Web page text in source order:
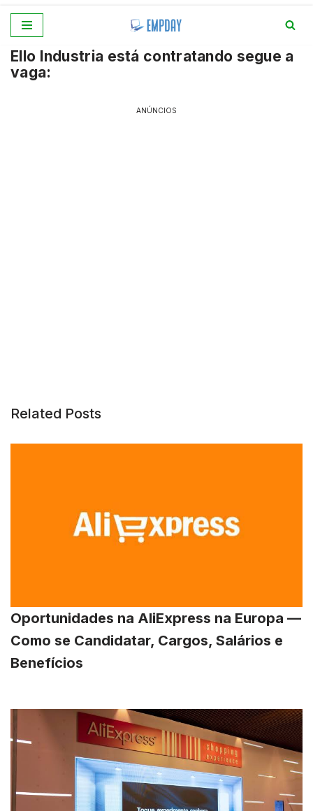
para
o
Ello Industria está contratando segue a
vaga:
ANÚNCIOS
Related Posts
Oportunidades na AliExpress na Europa —
Como se Candidatar, Cargos, Salários e
Benefícios